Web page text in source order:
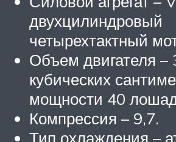
двухцилиндровый
четырехтактный
Объем двигателя –
кубических
мощности 40
Компрессия – 9,7.
Тип охлаждения –